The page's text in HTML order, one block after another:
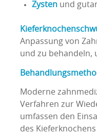
Zysten und
Anpassung von
und zu behandeln,
Moderne
Verfahren zur
umfassen den
des